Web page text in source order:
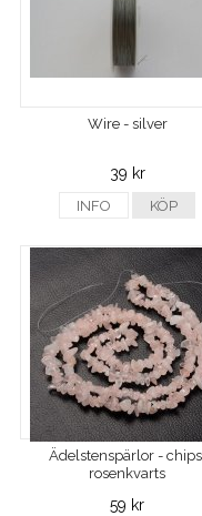
Wire - silver
39 kr
INFO KÖP
Ädelstenspärlor -
rosenkvarts
59 kr